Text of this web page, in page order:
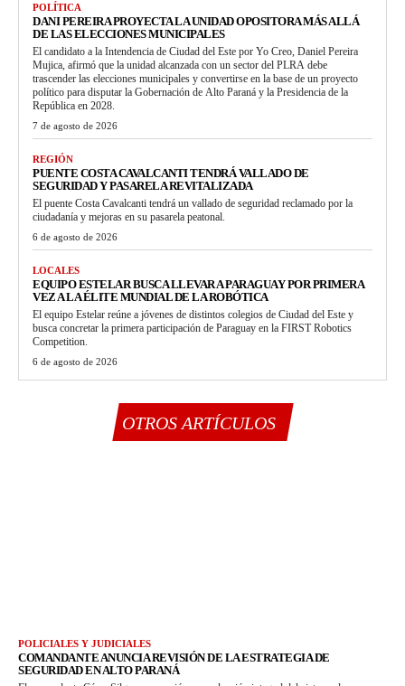
POLÍTICA
DANI PEREIRA PROYECTA LA UNIDAD OPOSITORA MÁS ALLÁ
DE LAS ELECCIONES MUNICIPALES
El candidato a la Intendencia de Ciudad del Este por Yo Creo, Daniel Pereira
Mujica, afirmó que la unidad alcanzada con un sector del PLRA debe
trascender las elecciones municipales y convertirse en la base de un proyecto
político para disputar la Gobernación de Alto Paraná y la Presidencia de la
República en 2028.
7 de agosto de 2026
REGIÓN
PUENTE COSTA CAVALCANTI TENDRÁ VALLADO DE
SEGURIDAD Y PASARELA REVITALIZADA
El puente Costa Cavalcanti tendrá un vallado de seguridad reclamado por la
ciudadanía y mejoras en su pasarela peatonal.
6 de agosto de 2026
LOCALES
EQUIPO ESTELAR BUSCA LLEVAR A PARAGUAY POR PRIMERA
VEZ A LA ÉLITE MUNDIAL DE LA ROBÓTICA
El equipo Estelar reúne a jóvenes de distintos colegios de Ciudad del Este y
busca concretar la primera participación de Paraguay en la FIRST Robotics
Competition.
6 de agosto de 2026
OTROS ARTÍCULOS
POLICIALES Y JUDICIALES
COMANDANTE ANUNCIA REVISIÓN DE LA ESTRATEGIA DE
SEGURIDAD EN ALTO PARANÁ